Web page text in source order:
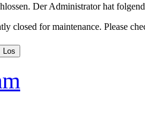
Der Administrator hat
closed for maintenance. Please